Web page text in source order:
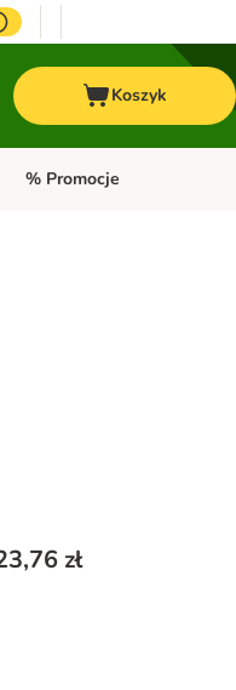
Koszyk
Otwórz menu kategorii: Top
% Promocje
zł